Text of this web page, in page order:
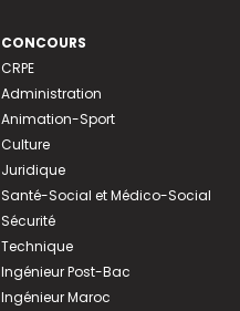
CONCOURS
CRPE
Administration
Animation-Sport
Culture
Juridique
Santé-Social et Médico-Social
Sécurité
Technique
Ingénieur Post-Bac
Ingénieur Maroc